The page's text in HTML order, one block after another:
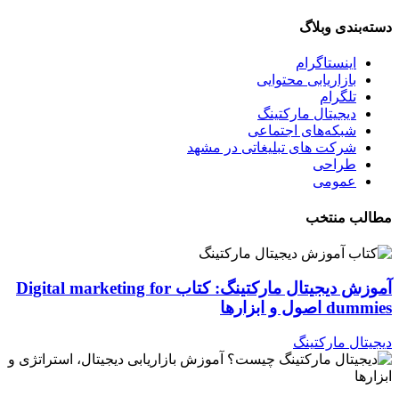
دسته‌بندی وبلاگ
اینستاگرام
بازاریابی محتوایی
تلگرام
دیجیتال مارکتینگ
شبکه‌های اجتماعی
شرکت های تبلیغاتی در مشهد
طراحی
عمومی
مطالب منتخب
آموزش دیجیتال مارکتینگ: کتاب Digital marketing for
dummies اصول و ابزارها
دیجیتال مارکتینگ